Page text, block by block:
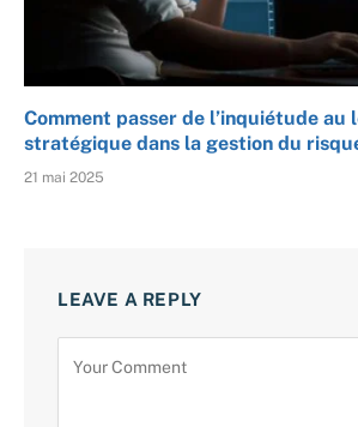
Comment passer de l’inquiétude au
stratégique dans la gestion du
21 mai 2025
LEAVE A REPLY